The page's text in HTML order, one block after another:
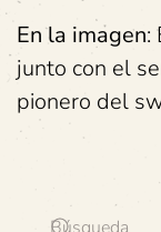
En la imagen:
junto con el
pionero del